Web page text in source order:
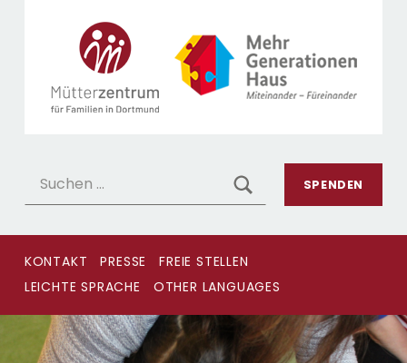
KONTAKT PRESSE
FREIE STELLEN
LEICHTE SPRACHE
OTHER LANGUAGES
MÜTTERZENTRUM
MÜTTERZENTRUM DORTMUND
SPENDEN